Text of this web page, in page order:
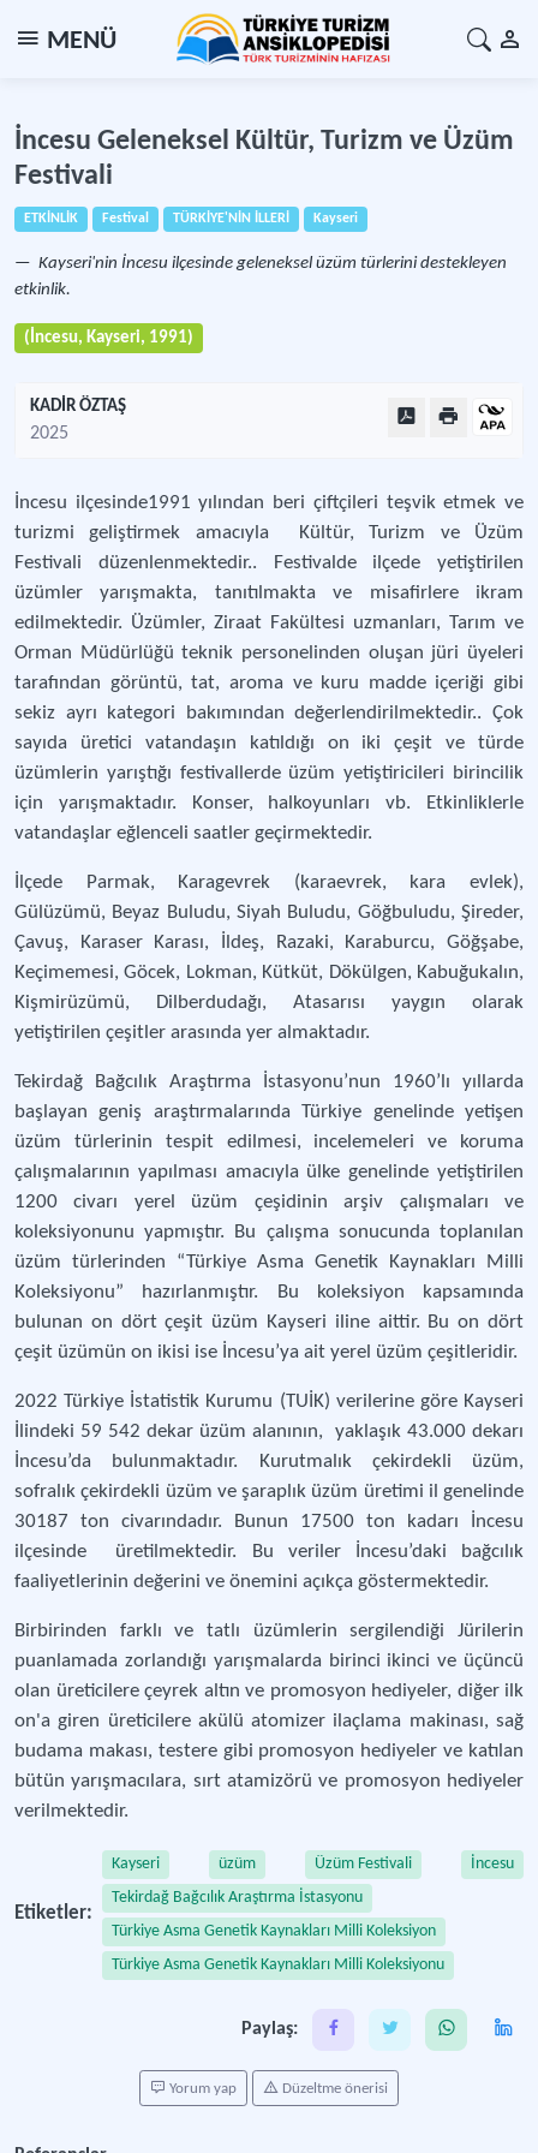
MENÜ
İncesu Geleneksel Kültür, Turizm ve Üzüm
Festivali
ETKİNLİK Festival TÜRKİYE'NİN İLLERİ Kayseri
Kayseri'nin İncesu ilçesinde geleneksel üzüm türlerini destekleyen
etkinlik.
(İncesu, Kayseri, 1991)
KADİR ÖZTAŞ
2025
İncesu ilçesinde1991 yılından beri çiftçileri teşvik etmek ve
turizmi geliştirmek amacıyla Kültür, Turizm ve Üzüm
Festivali düzenlenmektedir.. Festivalde ilçede yetiştirilen
üzümler yarışmakta, tanıtılmakta ve misafirlere ikram
edilmektedir. Üzümler, Ziraat Fakültesi uzmanları, Tarım ve
Orman Müdürlüğü teknik personelinden oluşan jüri üyeleri
tarafından görüntü, tat, aroma ve kuru madde içeriği gibi
sekiz ayrı kategori bakımından değerlendirilmektedir.. Çok
sayıda üretici vatandaşın katıldığı on iki çeşit ve türde
üzümlerin yarıştığı festivallerde üzüm yetiştiricileri birincilik
için yarışmaktadır. Konser, halkoyunları vb. Etkinliklerle
vatandaşlar eğlenceli saatler geçirmektedir.
İlçede Parmak, Karagevrek (karaevrek, kara evlek),
Gülüzümü, Beyaz Buludu, Siyah Buludu, Göğbuludu, Şireder,
Çavuş, Karaser Karası, İldeş, Razaki, Karaburcu, Göğşabe,
Keçimemesi, Göcek, Lokman, Kütküt, Dökülgen, Kabuğukalın,
Kişmirüzümü, Dilberdudağı, Atasarısı yaygın olarak
yetiştirilen çeşitler arasında yer almaktadır.
Tekirdağ Bağcılık Araştırma İstasyonu’nun 1960’lı yıllarda
başlayan geniş araştırmalarında Türkiye genelinde yetişen
üzüm türlerinin tespit edilmesi, incelemeleri ve koruma
çalışmalarının yapılması amacıyla ülke genelinde yetiştirilen
1200 civarı yerel üzüm çeşidinin arşiv çalışmaları ve
koleksiyonunu yapmıştır. Bu çalışma sonucunda toplanılan
üzüm türlerinden “Türkiye Asma Genetik Kaynakları Milli
Koleksiyonu” hazırlanmıştır. Bu koleksiyon kapsamında
bulunan on dört çeşit üzüm Kayseri iline aittir. Bu on dört
çeşit üzümün on ikisi ise İncesu’ya ait yerel üzüm çeşitleridir.
2022 Türkiye İstatistik Kurumu (TUİK) verilerine göre Kayseri
İlindeki 59 542 dekar üzüm alanının, yaklaşık 43.000 dekarı
İncesu’da bulunmaktadır. Kurutmalık çekirdekli üzüm,
sofralık çekirdekli üzüm ve şaraplık üzüm üretimi il genelinde
30187 ton civarındadır. Bunun 17500 ton kadarı İncesu
ilçesinde üretilmektedir. Bu veriler İncesu’daki bağcılık
faaliyetlerinin değerini ve önemini açıkça göstermektedir.
Birbirinden farklı ve tatlı üzümlerin sergilendiği Jürilerin
puanlamada zorlandığı yarışmalarda birinci ikinci ve üçüncü
olan üreticilere çeyrek altın ve promosyon hediyeler, diğer ilk
on'a giren üreticilere akülü atomizer ilaçlama makinası, sağ
budama makası, testere gibi promosyon hediyeler ve katılan
bütün yarışmacılara, sırt atamizörü ve promosyon hediyeler
verilmektedir.
Etiketler:
Kayseri üzüm Üzüm Festivali
İncesu
Tekirdağ Bağcılık Araştırma İstasyonu
Türkiye Asma Genetik Kaynakları Milli Koleksiyon
Türkiye Asma Genetik Kaynakları Milli Koleksiyonu
Paylaş:
Yorum yap Düzeltme önerisi